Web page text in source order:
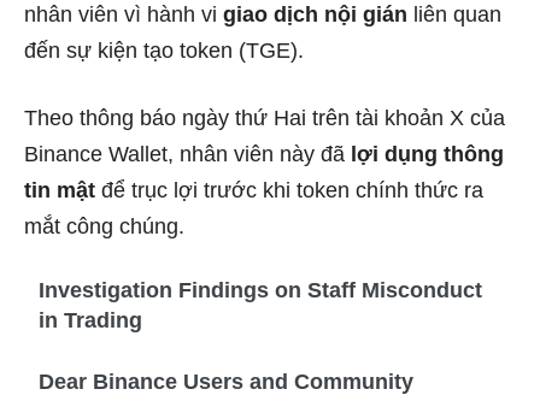
nhân viên vì hành vi giao dịch nội gián liên quan
đến sự kiện tạo token (TGE).
Theo thông báo ngày thứ Hai trên tài khoản X của
Binance Wallet, nhân viên này đã lợi dụng thông
tin mật để trục lợi trước khi token chính thức ra
mắt công chúng.
Investigation Findings on Staff Misconduct
in Trading
Dear Binance Users and Community